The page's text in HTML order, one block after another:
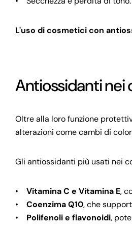
L'uso di cosmetici con
Antiossidanti nei
Oltre alla loro funzione
alterazioni come cambi di
Gli antiossidanti più usati nei
• Vitamina C e Vitamina E,
• Coenzima Q10, che
•
Polifenoli e flavonoidi,